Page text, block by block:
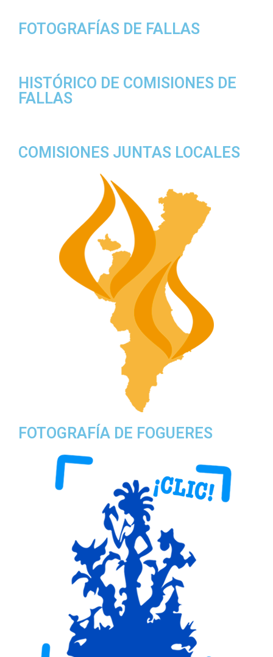
FOTOGRAFÍAS DE FALLAS
HISTÓRICO DE COMISIONES DE
FALLAS
COMISIONES JUNTAS LOCALES
FOTOGRAFÍA DE FOGUERES